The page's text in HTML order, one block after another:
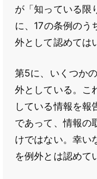
が「知っている限
に、17の条例のう
外として認めては
第5に、いくつかの
外としている。こ
している情報を報
であって、情報の
けではない。幸い
を例外とは認めて